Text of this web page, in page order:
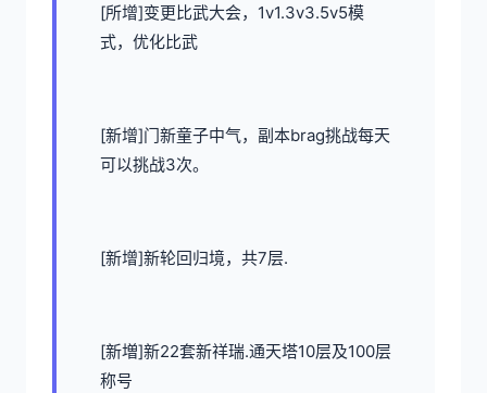
[所增]变更比武大会，1v1.3v3.5v5模
式，优化比武
[新增]门新童子中气，副本brag挑战每天
可以挑战3次。
[新增]新轮回归境，共7层.
[新増]新22套新祥瑞.通天塔10层及100层
称号